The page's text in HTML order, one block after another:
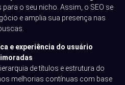
o seu nicho. Assim, o SEO se
e amplia sua presença nas
e experiência do usuário
de títulos e estrutura do
melhorias contínuas com base